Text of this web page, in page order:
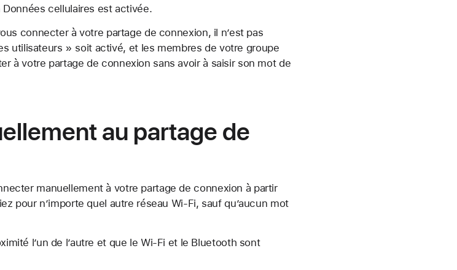
cellulaires est activée.
connecter à votre partage de connexion, il n’est pas
utilisateurs » soit activé, et les membres de votre groupe
à votre partage de connexion sans avoir à saisir son mot de
au partage de
manuellement à votre partage de connexion à partir
pour n’importe quel autre réseau Wi-Fi, sauf qu’aucun mot
l’un de l’autre et que le Wi-Fi et le Bluetooth sont